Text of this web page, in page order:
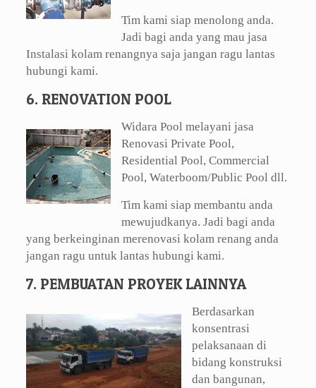
Tim kami siap menolong anda.
Jadi bagi anda yang mau jasa
Instalasi kolam renangnya saja jangan ragu lantas
hubungi kami.
6. RENOVATION POOL
Widara Pool melayani jasa
Renovasi Private Pool,
Residential Pool, Commercial
Pool, Waterboom/Public Pool dll.
Tim kami siap membantu anda
mewujudkanya. Jadi bagi anda
yang berkeinginan merenovasi kolam renang anda
jangan ragu untuk lantas hubungi kami.
7. PEMBUATAN PROYEK LAINNYA
Berdasarkan
konsentrasi
pelaksanaan di
bidang konstruksi
dan bangunan,